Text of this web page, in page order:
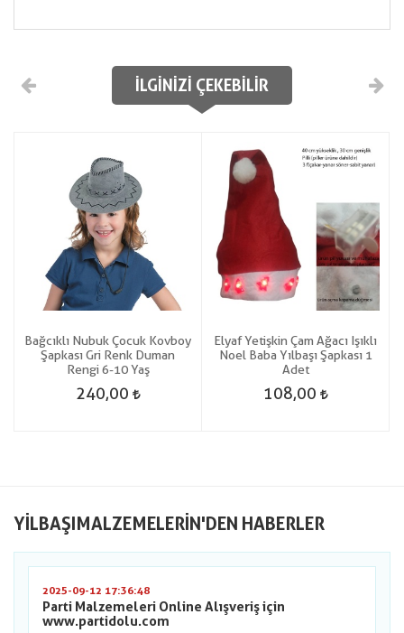
İLGINIZI ÇEKEBILIR
Bağcıklı Nubuk Çocuk Kovboy
Şapkası Gri Renk Duman
Rengi 6-10 Yaş
240,00
Elyaf Yetişkin Çam Ağacı Işıklı
Noel Baba Yılbaşı Şapkası 1
Adet
108,00
YILBAŞIMALZEMELERIN'DEN HABERLER
2025-09-12 17:36:48
Parti Malzemeleri Online Alışveriş için
www.partidolu.com